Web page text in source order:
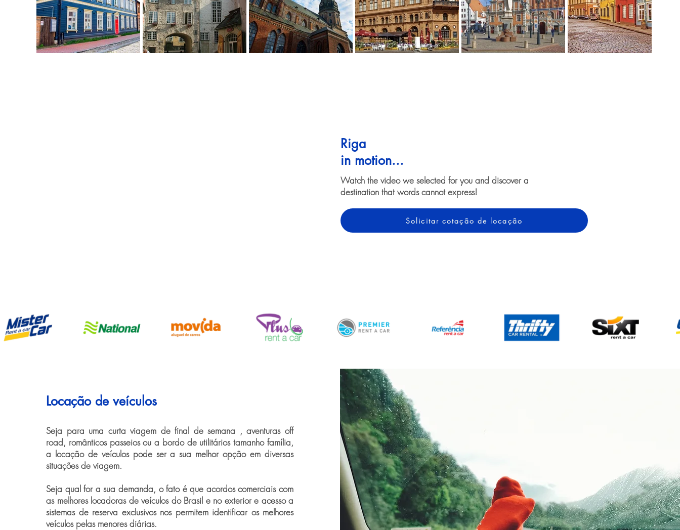
Riga
in motion...
Watch the video we selected for you and discover a
destination that words cannot express!
Solicitar cotação de locação
Locação de veículos
Seja para uma curta viagem de final de semana , aventuras off
road, românticos passeios ou a bordo de utilitários tamanho família,
a locação de veículos pode ser a sua melhor opção em diversas
situações de viagem.
Seja qual for a sua demanda, o fato é que acordos comerciais com
as melhores locadoras de veículos do Brasil e no exterior e acesso a
sistemas de reserva exclusivos nos permitem identificar os melhores
veículos pelas menores diárias.